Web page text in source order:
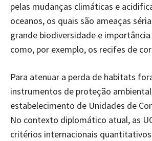
pelas mudanças climáticas e
oceanos, os quais são ameaças
grande biodiversidade e
como, por exemplo, os recifes de
Para atenuar a perda de habitats
instrumentos de proteção
estabelecimento de Unidades de
No contexto diplomático atual, as
critérios internacionais quantitativos